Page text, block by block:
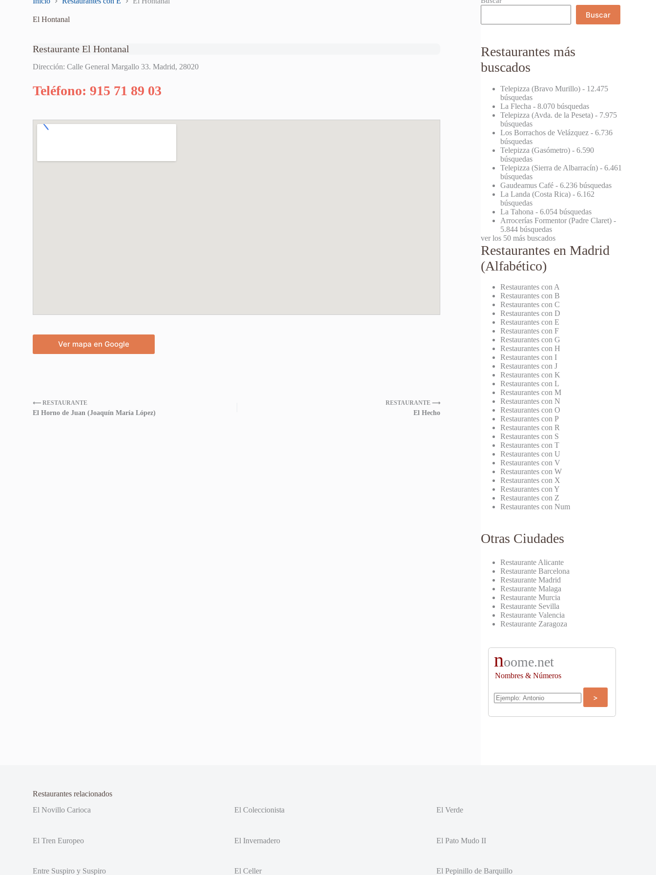
El Hontanal
Restaurante El Hontanal
Dirección: Calle General Margallo 33. Madrid, 28020
Teléfono: 915 71 89 03
Ver mapa en Google
⟵ RESTAURANTE
El Horno de Juan (Joaquín María López)
RESTAURANTE ⟶
El Hecho
Buscar
Restaurantes más
buscados
Telepizza (Bravo Murillo) - 12.475
búsquedas
La Flecha - 8.070 búsquedas
Telepizza (Avda. de la Peseta) - 7.975
búsquedas
Los Borrachos de Velázquez - 6.736
búsquedas
Telepizza (Gasómetro) - 6.590
búsquedas
Telepizza (Sierra de Albarracín) - 6.461
búsquedas
Gaudeamus Café - 6.236 búsquedas
La Landa (Costa Rica) - 6.162
búsquedas
La Tahona - 6.054 búsquedas
Arrocerías Formentor (Padre Claret) -
5.844 búsquedas
ver los 50 más buscados
Restaurantes en Madrid
(Alfabético)
Restaurantes con A
Restaurantes con B
Restaurantes con C
Restaurantes con D
Restaurantes con E
Restaurantes con F
Restaurantes con G
Restaurantes con H
Restaurantes con I
Restaurantes con J
Restaurantes con K
Restaurantes con L
Restaurantes con M
Restaurantes con N
Restaurantes con O
Restaurantes con P
Restaurantes con R
Restaurantes con S
Restaurantes con T
Restaurantes con U
Restaurantes con V
Restaurantes con W
Restaurantes con X
Restaurantes con Y
Restaurantes con Z
Restaurantes con Num
Otras Ciudades
Restaurante Alicante
Restaurante Barcelona
Restaurante Madrid
Restaurante Malaga
Restaurante Murcia
Restaurante Sevilla
Restaurante Valencia
Restaurante Zaragoza
noome.net
Nombres & Números
Restaurantes relacionados
El Novillo Carioca
El Coleccionista El Verde
El Tren Europeo El Invernadero El Pato Mudo II
Entre Suspiro y Suspiro El Celler El Pepinillo de Barquillo